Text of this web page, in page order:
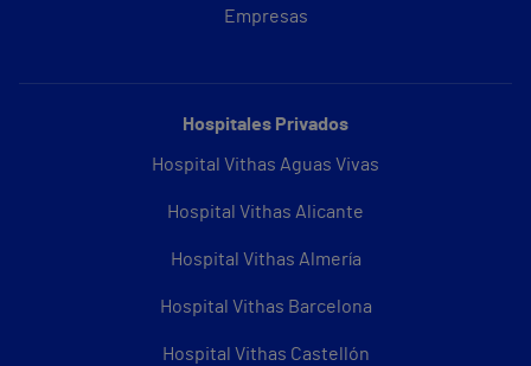
Empresas
Hospitales Privados
Hospital Vithas Aguas Vivas
Hospital Vithas Alicante
Hospital Vithas Almería
Hospital Vithas Barcelona
Hospital Vithas Castellón